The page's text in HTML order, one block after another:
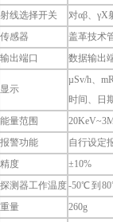
射线选择开关
对αβ、γΧ
传感器
盖革技术
输出端口
数据输出
显示
µSv/h、
时间、日
能量范围
报警功能
自行设定
精度
±10%
探测器工作温度-50℃ 到
重量
260g